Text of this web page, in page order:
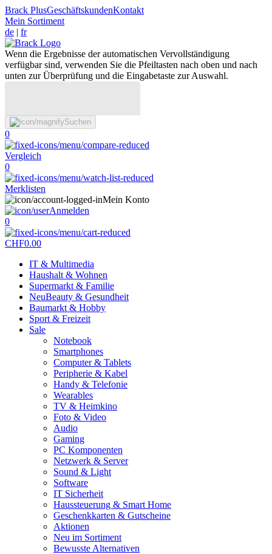
Brack PlusGeschäftskundenKontakt
Mein Sortiment
de | fr
Wenn die Ergebnisse der automatischen Vervollständigung
verfügbar sind, verwenden Sie die Pfeiltasten nach oben und nach
unten zur Überprüfung und die Eingabetaste zur Auswahl.
Suchen
0
Vergleich
0
Merklisten
Mein Konto
Anmelden
0
CHF0.00
IT & Multimedia
Haushalt & Wohnen
Supermarkt & Familie
NeuBeauty & Gesundheit
Baumarkt & Hobby
Sport & Freizeit
Sale
Notebook
Smartphones
Computer & Tablets
Peripherie & Kabel
Handy & Telefonie
Wearables
TV & Heimkino
Foto & Video
Audio
Gaming
PC Komponenten
Netzwerk & Server
Sound & Light
Software
IT Sicherheit
Haussteuerung & Smart Home
Geschenkkarten & Gutscheine
Aktionen
Neu im Sortiment
Bewusste Alternativen